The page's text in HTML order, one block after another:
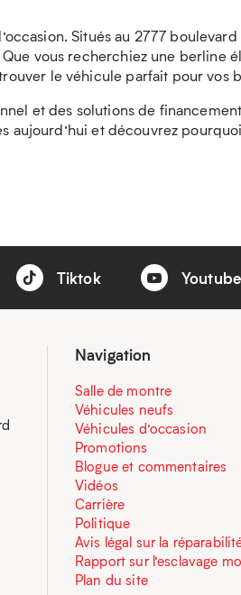
Situés au 2777
vous recherchiez une berline
le véhicule parfait pour vos
et des solutions de
et découvrez
Tiktok Youtube
Navigation
Salle de montre
Véhicules neufs
Véhicules d’occasion
Promotions
Blogue et commentaires
Vidéos
Carrière
Politique
Avis légal sur la
Rapport sur l’esclavage
Plan du site